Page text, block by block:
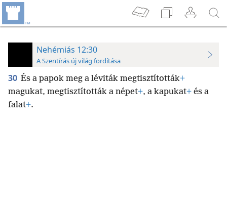
Nehémiás 12:30
A Szentírás új világ fordítása
30 És a papok meg a léviták megtisztították+
magukat, megtisztították a népet+, a kapukat+ és a
falat+.